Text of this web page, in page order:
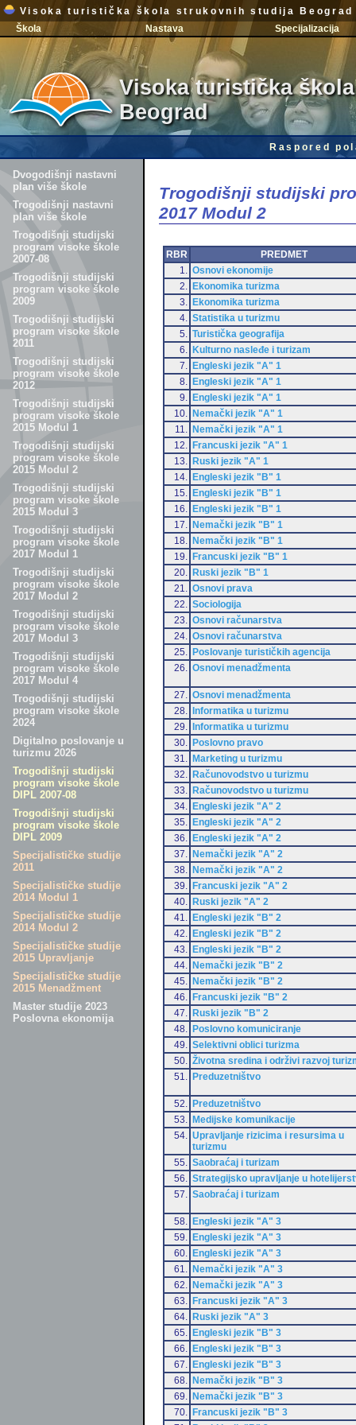
Visoka turistička škola strukovnih studija Beograd
Škola
Nastava Specijalizacija
Visoka turistička
Beograd
Raspored
Dvogodišnji nastavni
plan više škole
Trogodišnji nastavni
plan više škole
Trogodišnji studijski
program visoke škole
2007-08
Trogodišnji studijski
program visoke škole
2009
Trogodišnji studijski
program visoke škole
2011
Trogodišnji studijski
program visoke škole
2012
Trogodišnji studijski
program visoke škole
2015 Modul 1
Trogodišnji studijski
program visoke škole
2015 Modul 2
Trogodišnji studijski
program visoke škole
2015 Modul 3
Trogodišnji studijski
program visoke škole
2017 Modul 1
Trogodišnji studijski
program visoke škole
2017 Modul 2
Trogodišnji studijski
program visoke škole
2017 Modul 3
Trogodišnji studijski
program visoke škole
2017 Modul 4
Trogodišnji studijski
program visoke škole
2024
Digitalno poslovanje u
turizmu 2026
Trogodišnji studijski
program visoke škole
DIPL 2007-08
Trogodišnji studijski
program visoke škole
DIPL 2009
Specijalističke studije
2011
Specijalističke studije
2014 Modul 1
Specijalističke studije
2014 Modul 2
Specijalističke studije
2015 Upravljanje
Specijalističke studije
2015 Menadžment
Master studije 2023
Poslovna ekonomija
Trogodišnji studijski
2017 Modul 2
RBR
PREDMET
1.
Osnovi ekonomije
2.
Ekonomika turizma
3.
Ekonomika turizma
4.
Statistika u turizmu
5.
Turistička geografija
6.
Kulturno nasleđe i turizam
7.
Engleski jezik "A" 1
8.
Engleski jezik "A" 1
9.
Engleski jezik "A" 1
10.
Nemački jezik "A" 1
11.
Nemački jezik "A" 1
12.
Francuski jezik "A" 1
13.
Ruski jezik "A" 1
14.
Engleski jezik "B" 1
15.
Engleski jezik "B" 1
16.
Engleski jezik "B" 1
17.
Nemački jezik "B" 1
18.
Nemački jezik "B" 1
19.
Francuski jezik "B" 1
20.
Ruski jezik "B" 1
21.
Osnovi prava
22.
Sociologija
23.
Osnovi računarstva
24.
Osnovi računarstva
25.
Poslovanje turističkih agencija
26.
Osnovi menadžmenta
27.
Osnovi menadžmenta
28.
Informatika u turizmu
29.
Informatika u turizmu
30.
Poslovno pravo
31.
Marketing u turizmu
32.
Računovodstvo u turizmu
33.
Računovodstvo u turizmu
34.
Engleski jezik "A" 2
35.
Engleski jezik "A" 2
36.
Engleski jezik "A" 2
37.
Nemački jezik "A" 2
38.
Nemački jezik "A" 2
39.
Francuski jezik "A" 2
40.
Ruski jezik "A" 2
41.
Engleski jezik "B" 2
42.
Engleski jezik "B" 2
43.
Engleski jezik "B" 2
44.
Nemački jezik "B" 2
45.
Nemački jezik "B" 2
46.
Francuski jezik "B" 2
47.
Ruski jezik "B" 2
48.
Poslovno komuniciranje
49.
Selektivni oblici turizma
50.
Životna sredina i održivi razvoj
51.
Preduzetništvo
52.
Preduzetništvo
53.
Medijske komunikacije
54.
Upravljanje rizicima i resursima u
turizmu
55.
Saobraćaj i turizam
56.
Strategijsko upravljanje u
57.
Saobraćaj i turizam
58.
Engleski jezik "A" 3
59.
Engleski jezik "A" 3
60.
Engleski jezik "A" 3
61.
Nemački jezik "A" 3
62.
Nemački jezik "A" 3
63.
Francuski jezik "A" 3
64.
Ruski jezik "A" 3
65.
Engleski jezik "B" 3
66.
Engleski jezik "B" 3
67.
Engleski jezik "B" 3
68.
Nemački jezik "B" 3
69.
Nemački jezik "B" 3
70.
Francuski jezik "B" 3